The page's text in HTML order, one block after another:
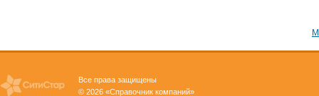
Все права защищены
© 2026 «Справочник компаний»